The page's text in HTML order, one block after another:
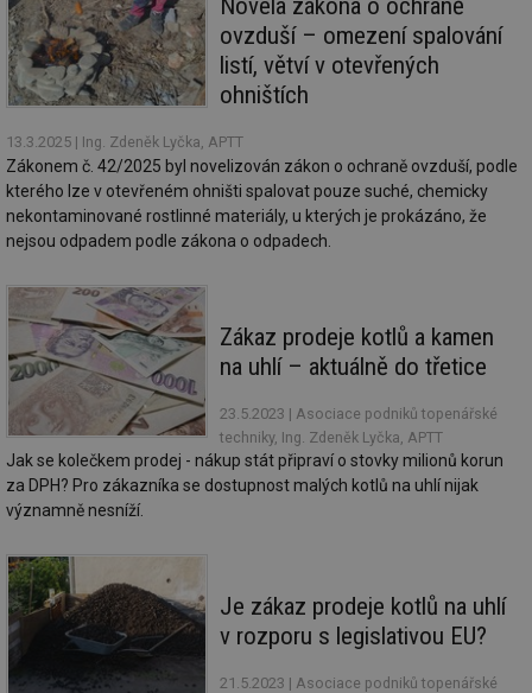
Novela zákona o ochraně
ovzduší – omezení spalování
listí, větví v otevřených
ohništích
13.3.2025 | Ing. Zdeněk Lyčka, APTT
Zákonem č. 42/2025 byl novelizován zákon o ochraně ovzduší, podle
kterého lze v otevřeném ohništi spalovat pouze suché, chemicky
nekontaminované rostlinné materiály, u kterých je prokázáno, že
nejsou odpadem podle zákona o odpadech.
Zákaz prodeje kotlů a kamen
na uhlí – aktuálně do třetice
23.5.2023 | Asociace podniků topenářské
techniky, Ing. Zdeněk Lyčka, APTT
Jak se kolečkem prodej - nákup stát připraví o stovky milionů korun
za DPH? Pro zákazníka se dostupnost malých kotlů na uhlí nijak
významně nesníží.
Je zákaz prodeje kotlů na uhlí
v rozporu s legislativou EU?
21.5.2023 | Asociace podniků topenářské